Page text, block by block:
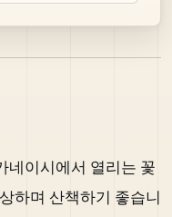
네이시에서 열리는 꽃
하며 산책하기 좋습니